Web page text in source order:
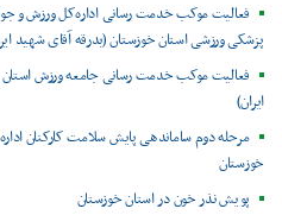
فعالیت موکب خدمت رسانی اداره‌کل ورزش و
پزشکی ورزشی استان خوزستان (بدرقه آقای شهید
فعالیت موکب خدمت رسانی جامعه ورزش استان
ایران)
مرحله دوم ساماندهی پایش سلامت کارکنان
خوزستان
پویش نذر خون در استان خوزستان